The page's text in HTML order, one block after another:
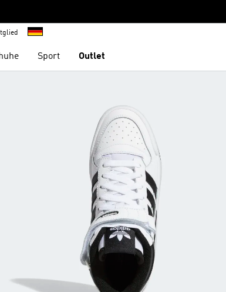
Sport Outlet